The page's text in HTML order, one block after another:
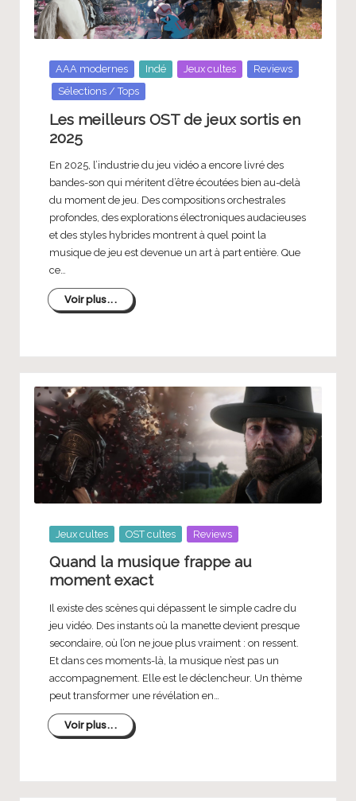
c
Posted
in
AAA modernes Indé Jeux cultes
Reviews
Sélections / Tops
Les meilleurs OST de jeux sortis en
2025
En 2025, l’industrie du jeu vidéo a encore livré des
bandes-son qui méritent d’être écoutées bien au-delà
du moment de jeu. Des compositions orchestrales
profondes, des explorations électroniques audacieuses
et des styles hybrides montrent à quel point la
musique de jeu est devenue un art à part entière. Que
ce…
Voir plus...
Posted
Jeux cultes OST cultes Reviews
Quand la musique frappe au
moment exact
Il existe des scènes qui dépassent le simple cadre du
jeu vidéo. Des instants où la manette devient presque
secondaire, où l’on ne joue plus vraiment : on ressent.
Et dans ces moments-là, la musique n’est pas un
accompagnement. Elle est le déclencheur. Un thème
peut transformer une révélation en…
Voir plus...